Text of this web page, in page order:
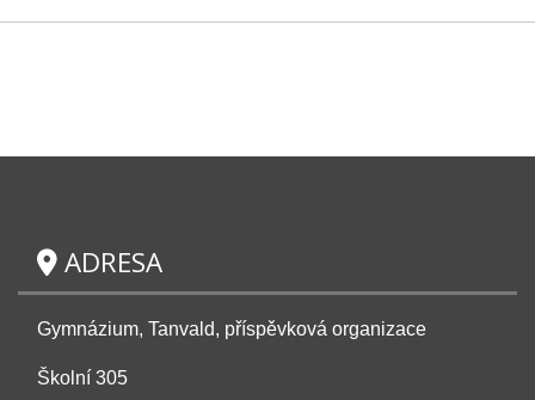
ADRESA
Gymnázium, Tanvald, příspěvková organizace
Školní 305